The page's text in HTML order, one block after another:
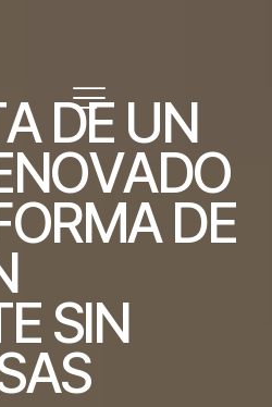
A DE UN
NOVADO
ORMA DE
E SIN
AS